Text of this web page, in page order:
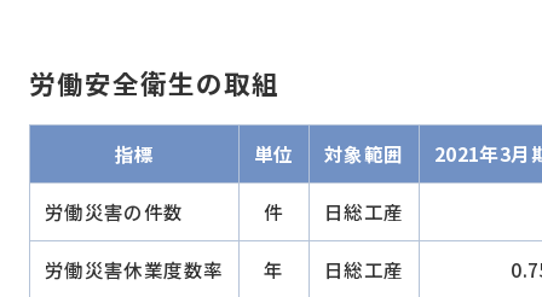
労働安全衛生の取組
指標 単位 対象範囲 2021年3月
労働災害の件数 件 日総工産
労働災害休業度数率 年 日総工産